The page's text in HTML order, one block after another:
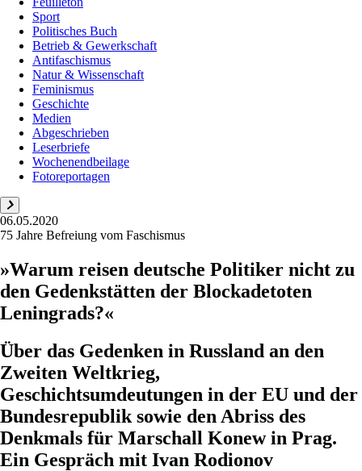
Sport
Politisches Buch
Betrieb & Gewerkschaft
Antifaschismus
Natur & Wissenschaft
Feminismus
Geschichte
Medien
Abgeschrieben
Leserbriefe
Wochenendbeilage
Fotoreportagen
06.05.2020
75 Jahre Befreiung vom Faschismus
»Warum reisen deutsche Politiker nicht zu
den Gedenkstätten der Blockadetoten
Leningrads?«
Über das Gedenken in Russland an den
Zweiten Weltkrieg,
Geschichtsumdeutungen in der EU und der
Bundesrepublik sowie den Abriss des
Denkmals für Marschall Konew in Prag.
Ein Gespräch mit Ivan Rodionov